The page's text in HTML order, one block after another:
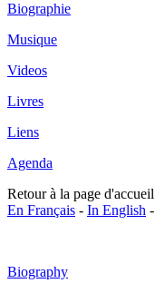
Biographie
Musique
Videos
Livres
Liens
Agenda
Retour à la page d'accueil
En Français - In English -
Biography